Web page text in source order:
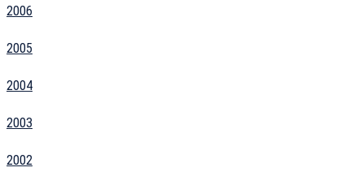
2006
2005
2004
2003
2002